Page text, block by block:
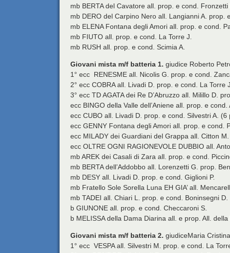
mb BERTA del Cavatore all. prop. e cond. Fronzetti
mb DERO del Carpino Nero all. Langianni A. prop.
mb ELENA Fontana degli Amori all. prop. e cond.
mb FIUTO all. prop. e cond. La Torre J.
mb RUSH all. prop. e cond. Scimia A.
Giovani mista m/f batteria 1. giudice Roberto
1° ecc RENESME all. Nicolis G. prop. e cond.
2° ecc COBRA all. Livadi D. prop. e cond. La Torre
3° ecc TD AGATA dei Re D’Abruzzo all. Milillo D.
ecc BINGO della Valle dell’Aniene all. prop. e
ecc CUBO all. Livadi D. prop. e cond. Silvestri A. (6
ecc GENNY Fontana degli Amori all. prop. e cond.
ecc MILADY dei Guardiani del Grappa all. Citton
ecc OLTRE OGNI RAGIONEVOLE DUBBIO all.
mb AREK dei Casali di Zara all. prop. e cond.
mb BERTA dell’Addobbo all. Lorenzetti G. prop.
mb DESY all. Livadi D. prop. e cond. Giglioni P.
mb Fratello Sole Sorella Luna EH GIA’ all.
mb TADEI all. Chiari L. prop. e cond. Boninsegni D.
b GIUNONE all. prop. e cond. Checcaroni S.
b MELISSA della Dama Diarina all. e prop. All. della
Giovani mista m/f batteria 2. giudiceMaria
1° ecc VESPA all. Silvestri M. prop. e cond. La